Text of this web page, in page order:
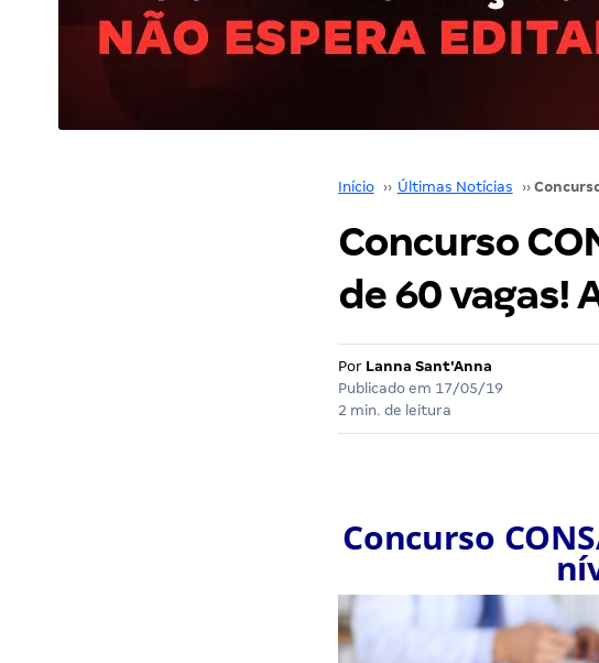
Início ›› Últimas Notícias ››
Concurso
de 60 vagas!
Por Lanna Sant'Anna
Publicado em 17/05/19
2 min. de leitura
Concurso